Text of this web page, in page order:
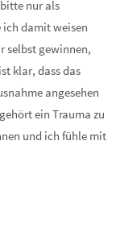
nur als
ich damit weisen
selbst gewinnen,
klar, dass das
angesehen
ein Trauma zu
und ich fühle mit